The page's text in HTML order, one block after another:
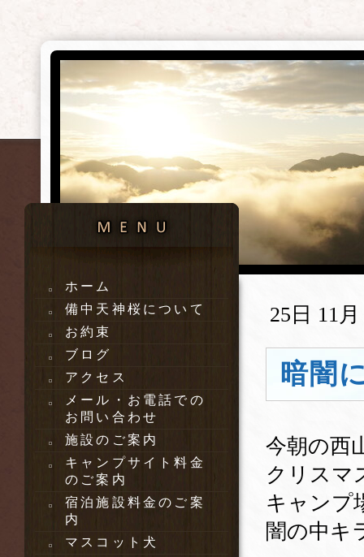
ホーム
備中天神桜について
お約束
ブログ
アクセス
メール・お電話での
お問い合わせ
施設のご案内
キャンプサイト料金
のご案内
宿泊施設料金のご案
内
マスコット犬
25日 11月
暗闇
今朝の西
クリスマ
キャンプ
闇の中キ